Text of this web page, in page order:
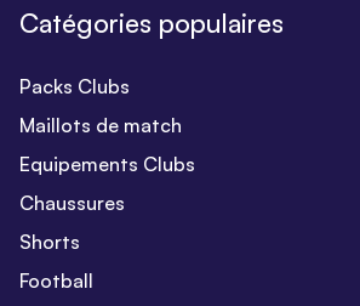
Catégories populaires
Packs Clubs
Maillots de match
Equipements Clubs
Chaussures
Shorts
Football